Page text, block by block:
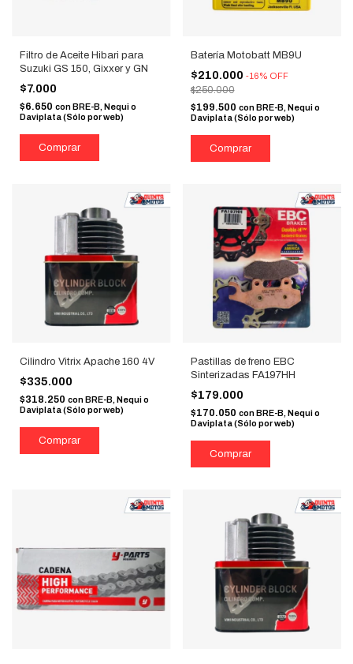
Filtro de Aceite Hibari para
Suzuki GS 150, Gixxer y GN
$7.000
$6.650 conBRE-B, Nequi o
Daviplata (Sólo por web)
Batería Motobatt MB9U
$210.000 -16% OFF
$250.000
$199.500 con BRE-B, Nequi o
Daviplata (Sólo por web)
Cilindro Vitrix Apache 160 4V
$335.000
$318.250 con BRE-B, Nequi o
Daviplata (Sólo por web)
Pastillas de freno EBC
Sinterizadas FA197HH
$179.000
$170.050 con BRE-B, Nequi o
Daviplata (Sólo por web)